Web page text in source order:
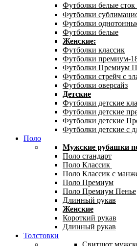
Футболки белые сток
Футболки
Футболки
Футболки белые
Женские:
Футболки классик
Футболки премиум-
Футболки Премиум
Футболки стрейч с
Футболки оверсайз
Детские
Футболки детские
Футболки детские
Футболки детские
Футболки детские с
Поло
Мужские рубашки
Поло стандарт
Поло Классик
Поло Классик с
Поло Премиум
Поло Премиум Пенье
Длинный рукав
Женские
Короткий рукав
Длинный рукав
Толстовки
Свитшот